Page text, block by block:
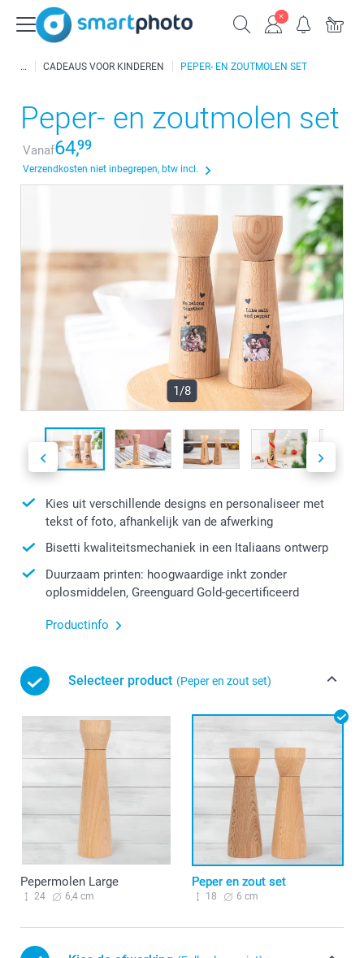
CADEAUS VOOR KINDEREN PEPER- EN ZOUTMOLEN SET
Peper- en zoutmolen set
Vanaf64,99
Verzendkosten niet inbegrepen, btw incl.
1/8
Kies uit verschillende designs en personaliseer met
tekst of foto, afhankelijk van de afwerking
Bisetti kwaliteitsmechaniek in een Italiaans ontwerp
Duurzaam printen: hoogwaardige inkt zonder
oplosmiddelen, Greenguard Gold-gecertificeerd
Productinfo
Selecteer product (Peper en zout set)
Pepermolen Large
24 6,4 cm
Peper en zout set
18 6 cm